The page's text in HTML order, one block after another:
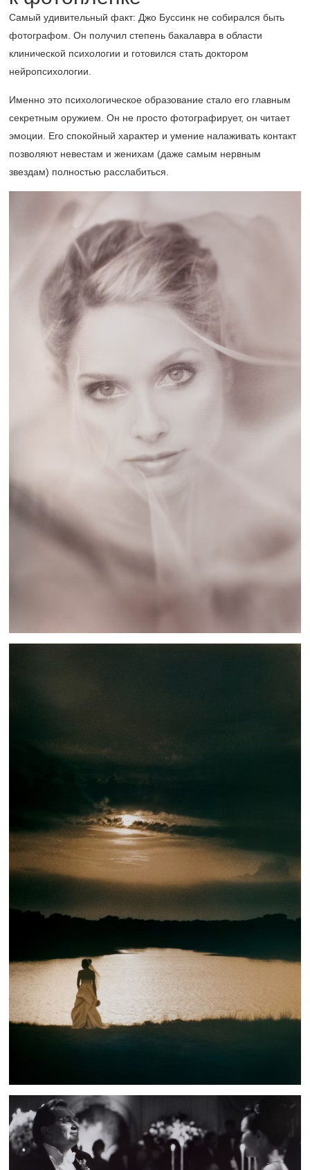
Самый удивительный факт: Джо Буссинк не собирался быть
фотографом. Он получил степень бакалавра в области
клинической психологии и готовился стать доктором
нейропсихологии.
Именно это психологическое образование стало его главным
секретным оружием. Он не просто фотографирует, он читает
эмоции. Его спокойный характер и умение налаживать контакт
позволяют невестам и женихам (даже самым нервным
звездам) полностью расслабиться.